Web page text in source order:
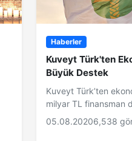
Haberler
Kuveyt Türk'ten
Büyük Destek
Kuveyt Türk’ten
milyar TL finansman
05.08.20206,538